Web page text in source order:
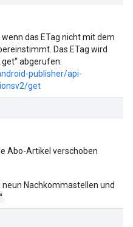
das ETag nicht mit dem
Das ETag wird
abgerufen:
publisher/api-
get
Abo-Artikel verschoben
neun Nachkommastellen und